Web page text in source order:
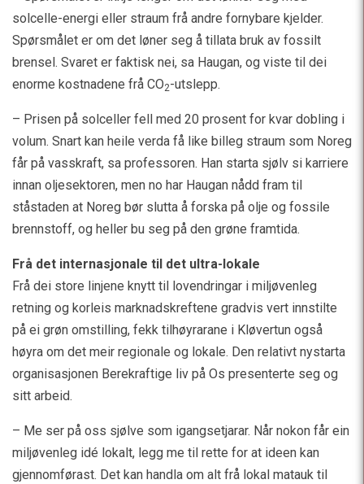
solcelle-energi eller straum frå andre fornybare kjelder.
Spørsmålet er om det løner seg å tillata bruk av fossilt
brensel. Svaret er faktisk nei, sa Haugan, og viste til dei
enorme kostnadene frå CO2-utslepp.
– Prisen på solceller fell med 20 prosent for kvar dobling i
volum. Snart kan heile verda få like billeg straum som Noreg
får på vasskraft, sa professoren. Han starta sjølv si karriere
innan oljesektoren, men no har Haugan nådd fram til
ståstaden at Noreg bør slutta å forska på olje og fossile
brennstoff, og heller bu seg på den grøne framtida.
Frå det internasjonale til det ultra-lokale
Frå dei store linjene knytt til lovendringar i miljøvenleg
retning og korleis marknadskreftene gradvis vert innstilte
på ei grøn omstilling, fekk tilhøyrarane i Kløvertun også
høyra om det meir regionale og lokale. Den relativt nystarta
organisasjonen Berekraftige liv på Os presenterte seg og
sitt arbeid.
– Me ser på oss sjølve som igangsetjarar. Når nokon får ein
miljøvenleg idé lokalt, legg me til rette for at ideen kan
gjennomførast. Det kan handla om alt frå lokal matauk til